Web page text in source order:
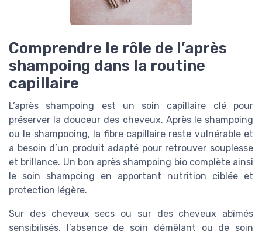
Comprendre le rôle de l’après
shampoing dans la routine
capillaire
L’après shampoing est un soin capillaire clé pour
préserver la douceur des cheveux. Après le shampoing
ou le shampooing, la fibre capillaire reste vulnérable et
a besoin d’un produit adapté pour retrouver souplesse
et brillance. Un bon après shampoing bio complète ainsi
le soin shampoing en apportant nutrition ciblée et
protection légère.
Sur des cheveux secs ou sur des cheveux abîmés
sensibilisés, l’absence de soin démêlant ou de soin